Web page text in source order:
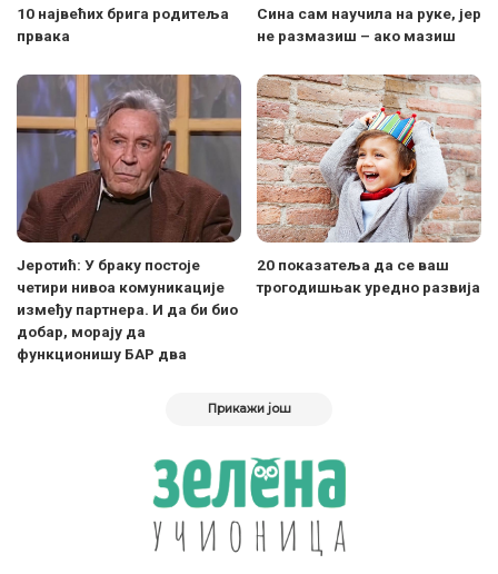
10 највећих брига родитеља
првака
Сина сам научила на руке, јер
не размазиш – ако мазиш
Јеротић: У браку постоје
четири нивоа комуникације
између партнера. И да би био
добар, морају да
функционишу БАР два
20 показатеља да се ваш
трогодишњак уредно развија
Прикажи још